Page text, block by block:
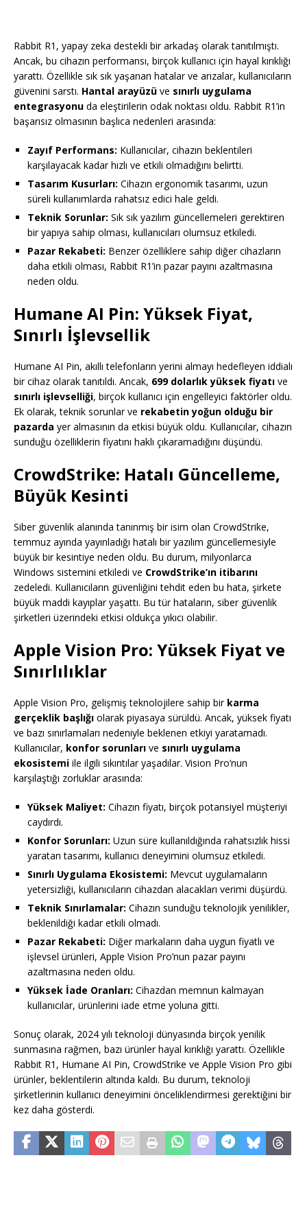
Rabbit R1, yapay zeka destekli bir arkadaş olarak tanıtılmıştı.
Ancak, bu cihazın performansı, birçok kullanıcı için hayal kırıklığı
yarattı. Özellikle sık sık yaşanan hatalar ve arızalar, kullanıcıların
güvenini sarstı. Hantal arayüzü ve sınırlı uygulama
entegrasyonu da eleştirilerin odak noktası oldu. Rabbit R1’in
başarısız olmasının başlıca nedenleri arasında:
Zayıf Performans: Kullanıcılar, cihazın beklentileri
karşılayacak kadar hızlı ve etkili olmadığını belirtti.
Tasarım Kusurları: Cihazın ergonomik tasarımı, uzun
süreli kullanımlarda rahatsız edici hale geldi.
Teknik Sorunlar: Sık sık yazılım güncellemeleri gerektiren
bir yapıya sahip olması, kullanıcıları olumsuz etkiledi.
Pazar Rekabeti: Benzer özelliklere sahip diğer cihazların
daha etkili olması, Rabbit R1’in pazar payını azaltmasına
neden oldu.
Humane AI Pin: Yüksek Fiyat,
Sınırlı İşlevsellik
Humane AI Pin, akıllı telefonların yerini almayı hedefleyen iddialı
bir cihaz olarak tanıtıldı. Ancak, 699 dolarlık yüksek fiyatı ve
sınırlı işlevselliği, birçok kullanıcı için engelleyici faktörler oldu.
Ek olarak, teknik sorunlar ve rekabetin yoğun olduğu bir
pazarda yer almasının da etkisi büyük oldu. Kullanıcılar, cihazın
sunduğu özelliklerin fiyatını haklı çıkaramadığını düşündü.
CrowdStrike: Hatalı Güncelleme,
Büyük Kesinti
Siber güvenlik alanında tanınmış bir isim olan CrowdStrike,
temmuz ayında yayınladığı hatalı bir yazılım güncellemesiyle
büyük bir kesintiye neden oldu. Bu durum, milyonlarca
Windows sistemini etkiledi ve CrowdStrike’ın itibarını
zedeledi. Kullanıcıların güvenliğini tehdit eden bu hata, şirkete
büyük maddi kayıplar yaşattı. Bu tür hataların, siber güvenlik
şirketleri üzerindeki etkisi oldukça yıkıcı olabilir.
Apple Vision Pro: Yüksek Fiyat ve
Sınırlılıklar
Apple Vision Pro, gelişmiş teknolojilere sahip bir karma
gerçeklik başlığı olarak piyasaya sürüldü. Ancak, yüksek fiyatı
ve bazı sınırlamaları nedeniyle beklenen etkiyi yaratamadı.
Kullanıcılar, konfor sorunları ve sınırlı uygulama
ekosistemi ile ilgili sıkıntılar yaşadılar. Vision Pro’nun
karşılaştığı zorluklar arasında:
Yüksek Maliyet: Cihazın fiyatı, birçok potansiyel müşteriyi
caydırdı.
Konfor Sorunları: Uzun süre kullanıldığında rahatsızlık hissi
yaratan tasarımı, kullanıcı deneyimini olumsuz etkiledi.
Sınırlı Uygulama Ekosistemi: Mevcut uygulamaların
yetersizliği, kullanıcıların cihazdan alacakları verimi düşürdü.
Teknik Sınırlamalar: Cihazın sunduğu teknolojik yenilikler,
beklenildiği kadar etkili olmadı.
Pazar Rekabeti: Diğer markaların daha uygun fiyatlı ve
işlevsel ürünleri, Apple Vision Pro’nun pazar payını
azaltmasına neden oldu.
Yüksek İade Oranları: Cihazdan memnun kalmayan
kullanıcılar, ürünlerini iade etme yoluna gitti.
Sonuç olarak, 2024 yılı teknoloji dünyasında birçok yenilik
sunmasına rağmen, bazı ürünler hayal kırıklığı yarattı. Özellikle
Rabbit R1, Humane AI Pin, CrowdStrike ve Apple Vision Pro gibi
ürünler, beklentilerin altında kaldı. Bu durum, teknoloji
şirketlerinin kullanıcı deneyimini önceliklendirmesi gerektiğini bir
kez daha gösterdi.